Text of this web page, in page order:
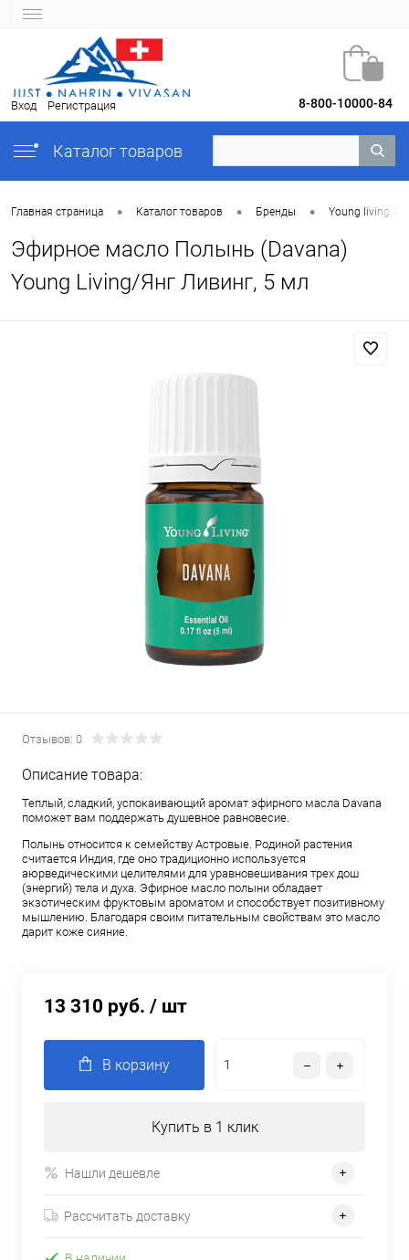
Вход Регистрация 8-800-10000-84
Каталог товаров
Главная страница • Каталог товаров • Бренды • Young Iiving
Эфирное масло Полынь (Davana)
Young Living/Янг Ливинг, 5 мл
Отзывов: 0
Описание товара:
Теплый, сладкий, успокаивающий аромат эфирного масла Davana
поможет вам поддержать душевное равновесие.
Полынь относится к семейству Астровые. Родиной растения
считается Индия, где оно традиционно используется
аюрведическими целителями для уравновешивания трех дош
(энергий) тела и духа. Эфирное масло полыни обладает
экзотическим фруктовым ароматом и способствует позитивному
мышлению. Благодаря своим питательным свойствам это масло
дарит коже сияние.
13 310 руб. / шт
В корзину
Купить в 1 клик
Нашли дешевле
Рассчитать доставку